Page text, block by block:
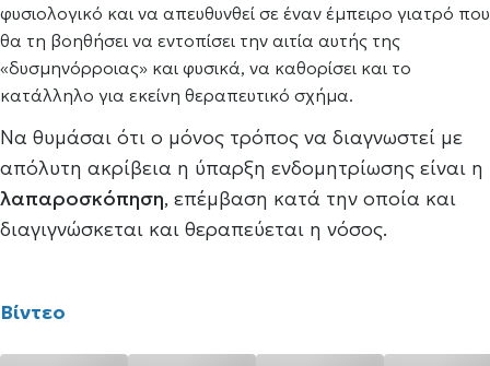
φυσιολογικό και να απευθυνθεί σε έναν έμπειρο γιατρό που
θα τη βοηθήσει να εντοπίσει την αιτία αυτής της
«δυσμηνόρροιας» και φυσικά, να καθορίσει και το
κατάλληλο για εκείνη θεραπευτικό σχήμα.
Να θυμάσαι ότι ο μόνος τρόπος να διαγνωστεί με
απόλυτη ακρίβεια η ύπαρξη ενδομητρίωσης είναι η
λαπαροσκόπηση, επέμβαση κατά την οποία και
διαγιγνώσκεται και θεραπεύεται η νόσος.
Βίντεο